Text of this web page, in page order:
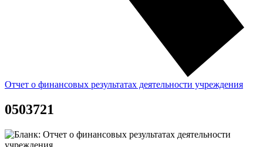
Отчет о финансовых результатах деятельности учреждения
0503721